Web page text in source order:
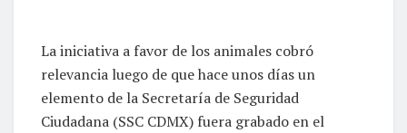
La iniciativa a favor de los animales cobró
relevancia luego de que hace unos días un
elemento de la Secretaría de Seguridad
Ciudadana (SSC CDMX) fuera grabado en el